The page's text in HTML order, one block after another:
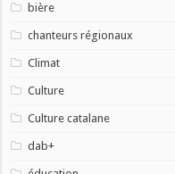
bière
chanteurs régionaux
Climat
Culture
Culture catalane
dab+